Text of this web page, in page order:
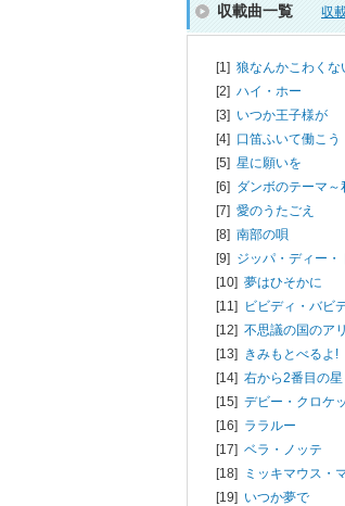
収載曲一覧 収
[1] 狼なんかこわくな
[2] ハイ・ホー
[3] いつか王子様が
[4] 口笛ふいて働こう
[5] 星に願いを
[6] ダンボのテーマ～
[7] 愛のうたごえ
[8] 南部の唄
[9] ジッパ・ディー・
[10] 夢はひそかに
[11] ビビディ・バビ
[12] 不思議の国のア
[13] きみもとべるよ!
[14] 右から2番目の星
[15] デビー・クロケ
[16] ララルー
[17] ベラ・ノッテ
[18]
ミッキマウス・
[19] いつか夢で